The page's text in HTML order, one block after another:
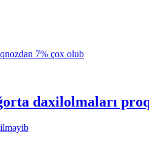
daxilolmaları